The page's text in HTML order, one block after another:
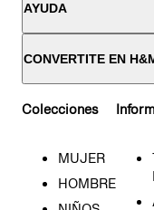
AYUDA
CONVERTITE EN
Colecciones
MUJER
HOMBRE